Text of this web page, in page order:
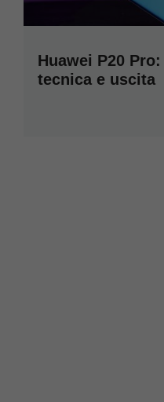
Huawei P20
tecnica e uscita